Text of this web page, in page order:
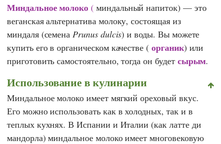
Миндальное молоко ( миндальный напиток) — это
веганская альтернатива молоку, состоящая из
миндаля (семена Prunus dulcis) и воды. Вы можете
купить его в органическом качестве (органик) или
приготовить самостоятельно, тогда он будет сырым.
Использование в кулинарии
Миндальное молоко имеет мягкий ореховый вкус.
Его можно использовать как в холодных, так и в
теплых кухнях. В Испании и Италии (как латте ди
мандорла) миндальное молоко имеет многовековую